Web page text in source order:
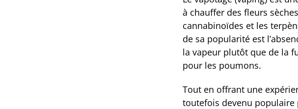
à chauffer des fleurs
cannabinoïdes et les
de sa popularité est
la vapeur plutôt que de la
pour les poumons.
Tout en offrant une
toutefois devenu populaire